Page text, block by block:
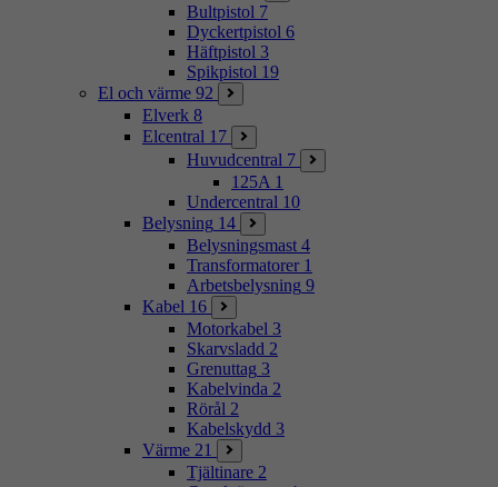
Bultpistol 7
Dyckertpistol 6
Häftpistol 3
Spikpistol 19
El och värme 92
Elverk 8
Elcentral 17
Huvudcentral 7
125A 1
Undercentral 10
Belysning 14
Belysningsmast 4
Transformatorer 1
Arbetsbelysning 9
Kabel 16
Motorkabel 3
Skarvsladd 2
Grenuttag 3
Kabelvinda 2
Rörål 2
Kabelskydd 3
Värme 21
Tjältinare 2